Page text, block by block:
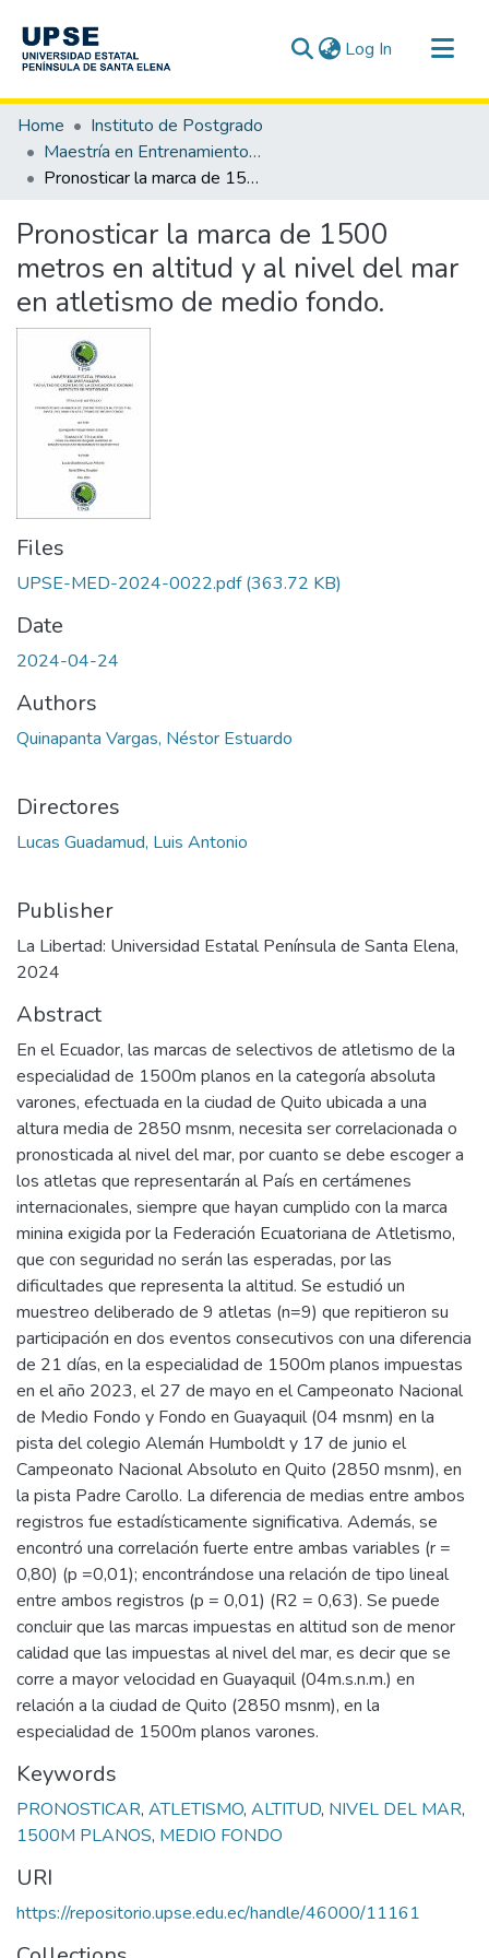
Log In (current)
Communities & Collections
All of DSpace
Statistics
Home
Instituto de Postgrado
Maestría en Entrenamiento Deportivo
Pronosticar la marca de 1500 metros en altitud y al nivel del mar en atletismo de medio fondo.
Pronosticar la marca de 1500
metros en altitud y al nivel del mar
en atletismo de medio fondo.
Files
UPSE-MED-2024-0022.pdf(363.72 KB)
Date
2024-04-24
Authors
Quinapanta Vargas, Néstor Estuardo
Directores
Lucas Guadamud, Luis Antonio
Publisher
La Libertad: Universidad Estatal Península de Santa Elena,
2024
Abstract
En el Ecuador, las marcas de selectivos de atletismo de la
especialidad de 1500m planos en la categoría absoluta
varones, efectuada en la ciudad de Quito ubicada a una
altura media de 2850 msnm, necesita ser correlacionada o
pronosticada al nivel del mar, por cuanto se debe escoger a
los atletas que representarán al País en certámenes
internacionales, siempre que hayan cumplido con la marca
minina exigida por la Federación Ecuatoriana de Atletismo,
que con seguridad no serán las esperadas, por las
dificultades que representa la altitud. Se estudió un
muestreo deliberado de 9 atletas (n=9) que repitieron su
participación en dos eventos consecutivos con una diferencia
de 21 días, en la especialidad de 1500m planos impuestas
en el año 2023, el 27 de mayo en el Campeonato Nacional
de Medio Fondo y Fondo en Guayaquil (04 msnm) en la
pista del colegio Alemán Humboldt y 17 de junio el
Campeonato Nacional Absoluto en Quito (2850 msnm), en
la pista Padre Carollo. La diferencia de medias entre ambos
registros fue estadísticamente significativa. Además, se
encontró una correlación fuerte entre ambas variables (r =
0,80) (p =0,01); encontrándose una relación de tipo lineal
entre ambos registros (p = 0,01) (R2 = 0,63). Se puede
concluir que las marcas impuestas en altitud son de menor
calidad que las impuestas al nivel del mar, es decir que se
corre a mayor velocidad en Guayaquil (04m.s.n.m.) en
relación a la ciudad de Quito (2850 msnm), en la
especialidad de 1500m planos varones.
Keywords
PRONOSTICAR, ATLETISMO, ALTITUD, NIVEL DEL MAR,
1500M PLANOS, MEDIO FONDO
URI
https://repositorio.upse.edu.ec/handle/46000/11161